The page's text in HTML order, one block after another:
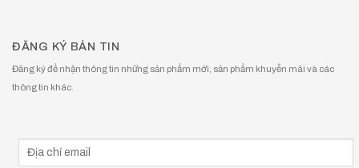
ĐĂNG KÝ BẢN TIN
Đăng ký để nhận thông tin những sản phẩm mới, sản phẩm khuyễn mãi và các
thông tin khác.